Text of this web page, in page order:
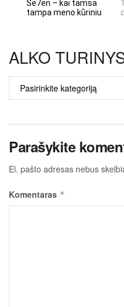
Se7en – kai tamsa
tampa meno kūriniu
ALKO
TURINYS
Parašykite
El. pašto adresas nebus
Komentaras *